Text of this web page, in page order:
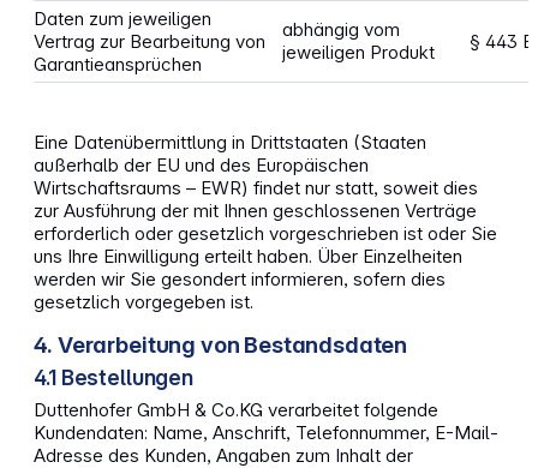
Daten zum jeweiligen
Vertrag zur Bearbeitung von
Garantieansprüchen
abhängig vom
jeweiligen Produkt
§ 443
Eine Datenübermittlung in Drittstaaten (Staaten
außerhalb der EU und des Europäischen
Wirtschaftsraums – EWR) findet nur statt, soweit dies
zur Ausführung der mit Ihnen geschlossenen Verträge
erforderlich oder gesetzlich vorgeschrieben ist oder Sie
uns Ihre Einwilligung erteilt haben. Über Einzelheiten
werden wir Sie gesondert informieren, sofern dies
gesetzlich vorgegeben ist.
4. Verarbeitung von Bestandsdaten
4.1 Bestellungen
Duttenhofer GmbH & Co.KG verarbeitet folgende
Kundendaten: Name, Anschrift, Telefonnummer, E-Mail-
Adresse des Kunden, Angaben zum Inhalt der